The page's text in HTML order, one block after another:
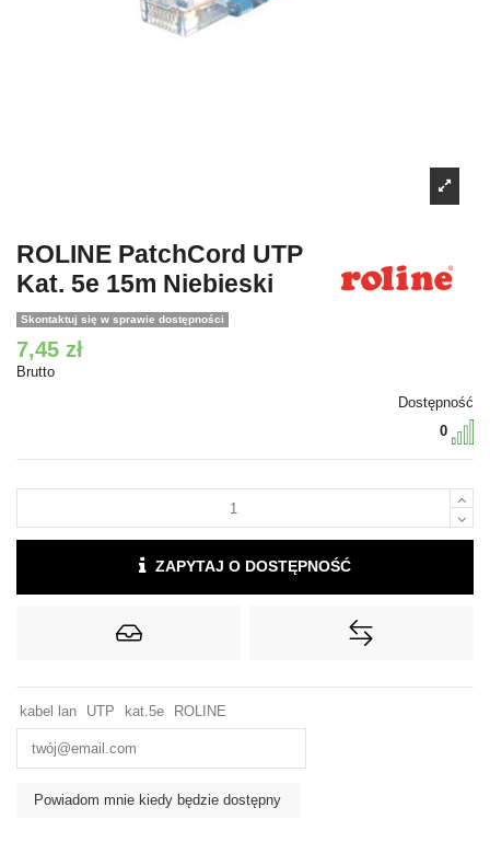
ROLINE PatchCord UTP
Kat. 5e 15m Niebieski
Skontaktuj się w sprawie dostępności
7,45 zł
Brutto
Dostępność
0
ZAPYTAJ O DOSTĘPNOŚĆ
kabel lan UTP kat.5e ROLINE